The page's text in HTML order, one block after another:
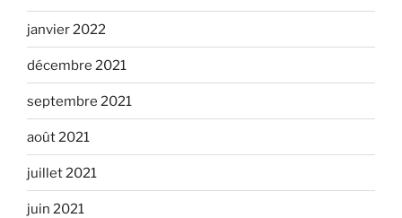
janvier 2022
décembre 2021
septembre 2021
août 2021
juillet 2021
juin 2021